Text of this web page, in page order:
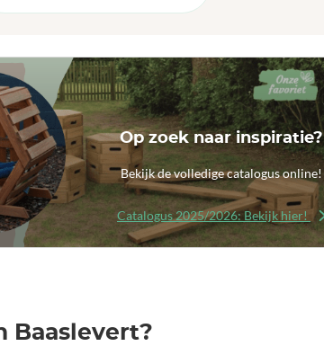
Op zoek naar inspiratie?
Bekijk de volledige catalogus online!
Catalogus 2025/2026: Bekijk hier!
Baaslevert?